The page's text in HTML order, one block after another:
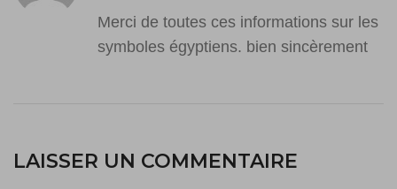
Merci de toutes ces informations sur les
symboles égyptiens. bien sincèrement
LAISSER UN COMMENTAIRE